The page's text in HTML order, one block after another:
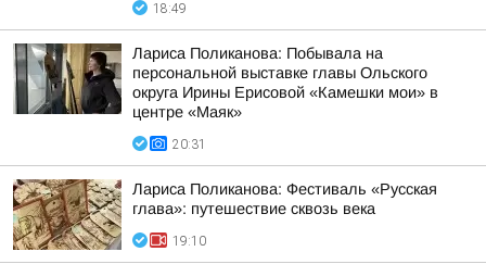
18:49
Лариса Поликанова: Побывала на
персональной выставке главы Ольского
округа Ирины Ерисовой «Камешки мои» в
центре «Маяк»
20:31
Лариса Поликанова: Фестиваль «Русская
глава»: путешествие сквозь века
19:10